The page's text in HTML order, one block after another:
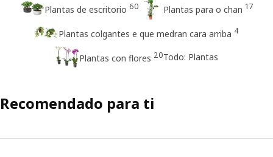
Plantas de escritorio 60 Plantas para o chan 17
Plantas colgantes e que medran cara arriba 4
Plantas con flores 20Todo: Plantas
Recomendado para ti